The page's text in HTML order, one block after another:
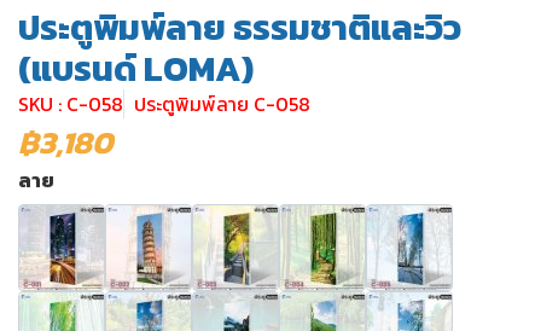
ประตูพิมพ์ลาย ธรรมชาติและวิว
(แบรนด์ LOMA)
SKU : C-058 ประตูพิมพ์ลาย C-058
฿3,180
ลาย